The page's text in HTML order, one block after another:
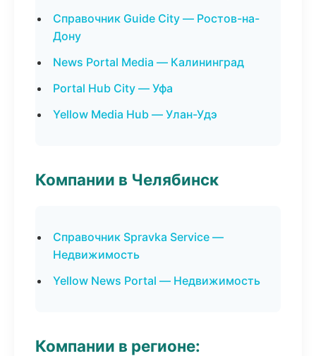
Справочник Guide City — Ростов-на-
Дону
News Portal Media — Калининград
Portal Hub City — Уфа
Yellow Media Hub — Улан-Удэ
Компании в Челябинск
Справочник Spravka Service —
Недвижимость
Yellow News Portal — Недвижимость
Компании в регионе: